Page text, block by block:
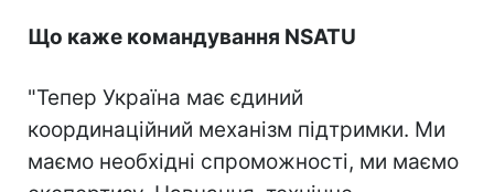
Що каже командування NSATU
"Тепер Україна має єдиний
координаційний механізм підтримки. Ми
маємо необхідні спроможності, ми маємо